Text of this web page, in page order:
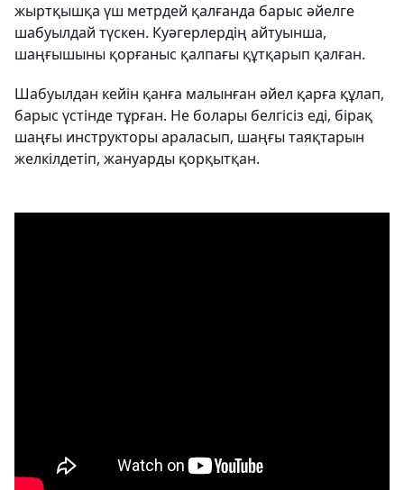
жыртқышқа үш метрдей қалғанда барыс әйелге
шабуылдай түскен. Куәгерлердің айтуынша,
шаңғышыны қорғаныс қалпағы құтқарып қалған.
Шабуылдан кейін қанға малынған әйел қарға құлап,
барыс үстінде тұрған. Не болары белгісіз еді, бірақ
шаңғы инструкторы араласып, шаңғы таяқтарын
желкілдетіп, жануарды қорқытқан.